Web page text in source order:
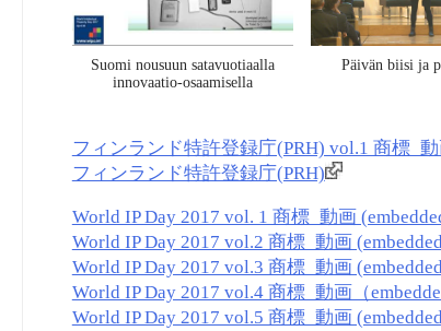
Suomi nousuun satavuotiaalla
innovaatio-osaamisella
Päivän biisi ja
フィンランド特許登録庁(PRH) vol.1 商標_動
フィンランド特許登録庁(PRH)
World IP Day 2017 vol. 1 商標_動画
World IP Day 2017 vol.2 商標_動画
World IP Day 2017 vol.3 商標_動画
World IP Day 2017 vol.4 商標_動画（
World IP Day 2017 vol.5 商標_動画